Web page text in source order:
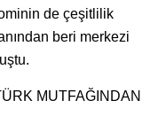
de çeşitlilik
beri merkezi
MUTFAĞINDAN